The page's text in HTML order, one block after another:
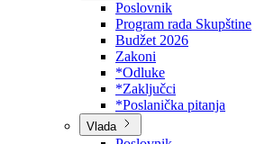
Skupština
Poslovnik
Program rada Skupštine
Budžet 2026
Zakoni
*Odluke
*Zaključci